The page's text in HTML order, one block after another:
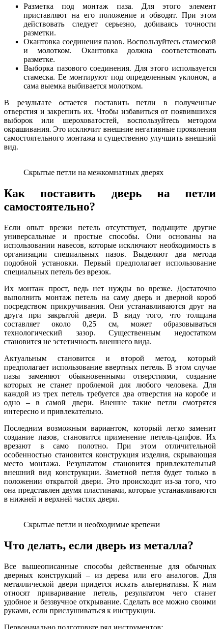
Разметка под монтаж паза. Для этого элемент
приставляют на его положение и обводят. При этом
действовать следует серьезно, добиваясь точности
разметки.
Окантовка соединения пазов. Воспользуйтесь стамеской
и молотком. Окантовка должна соответствовать
разметке.
Выборка пазового соединения. Для этого используется
стамеска. Ее монтируют под определенным уклоном, а
сама выемка выбивается молотком.
В результате остается поставить петли в полученные
отверстия и закрепить их. Чтобы избавиться от появившихся
выборок или шероховатостей, воспользуйтесь методом
окрашивания. Это исключит внешние негативные проявления
самостоятельного монтажа и существенно улучшить внешний
вид.
Скрытые петли на межкомнатных дверях
Как поставить дверь на петли
самостоятельно?
Если опыт врезки петель отсутствует, подыщите другие
универсальные и простые способы. Они основаны на
использовании навесов, которые исключают необходимость в
организации специальных пазов. Выделяют два метода
подобной установки. Первый предполагает использование
специальных петель без врезок.
Их монтаж прост, ведь нет нужды во врезке. Достаточно
выполнить монтаж петель на саму дверь и дверной короб
посредством прикручивания. Они устанавливаются друг на
друга при закрытой двери. В виду того, что толщина
составляет около 0,25 см, может образовываться
технологический зазор. Существенным недостатком
становится не эстетичность внешнего вида.
Актуальным становится и второй метод, который
предполагает использование ввертных петель. В этом случае
пазы заменяют обыкновенными отверстиями, создание
которых не станет проблемой для любого человека. Для
каждой из трех петель требуется два отверстия на коробе и
одно – в самой двери. Внешне такие петли смотрятся
интересно и привлекательно.
Последним возможным вариантом, который легко заменит
создание пазов, становится применение петель-цапфов. Их
врезают в само полотно. При этом отличительной
особенностью становится конструкция изделия, скрывающая
место монтажа. Результатом становится привлекательный
внешний вид конструкции. Заметной петля будет только в
положении открытой двери. Это происходит из-за того, что
она представлен двумя пластинами, которые устанавливаются
в нижней и верхней частях двери.
Скрытые петли и необходимые крепежи
Что делать, если дверь из металла?
Все вышеописанные способы действенные для обычных
дверных конструкций – из дерева или его аналогов. Для
металлической двери придется искать альтернативы. К ним
относят приваривание петель, результатом чего станет
удобное и беззвучное открывание. Сделать все можно своими
руками, если прислушиваться к инструкции.
Первоначально подготовьте ряд инструментов: